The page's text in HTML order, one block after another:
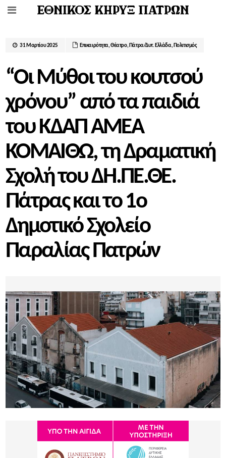
31 Μαρτίου 2025 Επικαιρότητα,Θέατρο, Πάτρα/Δυτ. Ελλάδα, Πολιτισμός
“Οι Μύθοι του κουτσού
χρόνου” από τα παιδιά
του ΚΔΑΠ ΑΜΕΑ
ΚΟΜΑΙΘΩ, τη Δραματική
Σχολή του ΔΗ.ΠΕ.ΘΕ.
Πάτρας και το 1ο
Δημοτικό Σχολείο
Παραλίας Πατρών